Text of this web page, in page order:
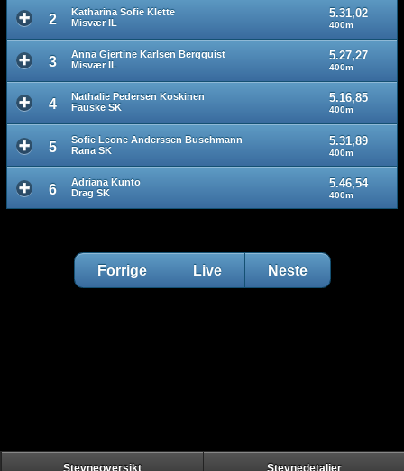
2
Katharina Sofie Klette
Misvær IL
5.31,02
400m
3
Anna Gjertine Karlsen Bergquist
Misvær IL
5.27,27
400m
4
Nathalie Pedersen Koskinen
Fauske SK
5.16,85
400m
5
Sofie Leone Anderssen Buschmann
Rana SK
5.31,89
400m
6
Adriana Kunto
Drag SK
5.46,54
400m
Forrige Live Neste
Stevneoversikt Stevnedetaljer